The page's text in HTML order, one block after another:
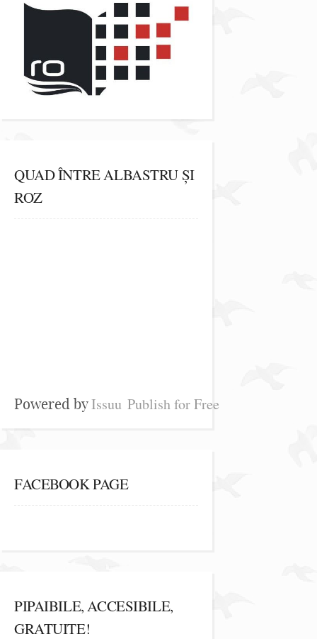
QUAD ÎNTRE ALBASTRU ȘI
ROZ
Powered byIssuu Publish for Free
FACEBOOK PAGE
PIPAIBILE, ACCESIBILE,
GRATUITE!